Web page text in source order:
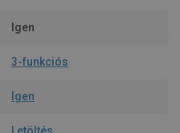
Igen
3-funkciós
Igen
Letöltés